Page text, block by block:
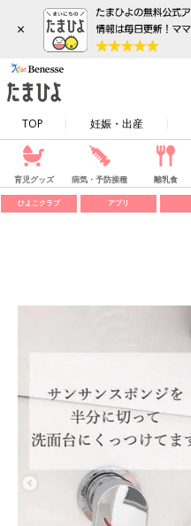
×
TOP 妊娠・出産
育児グッズ 病気・予防接種 離乳食
ひよこクラブ アプリ